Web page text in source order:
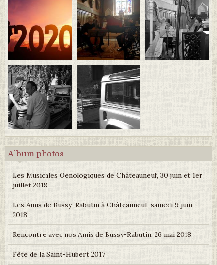
Album photos
Les Musicales Oenologiques de Châteauneuf, 30 juin et 1er
juillet 2018
Les Amis de Bussy-Rabutin à Châteauneuf, samedi 9 juin
2018
Rencontre avec nos Amis de Bussy-Rabutin, 26 mai 2018
Fête de la Saint-Hubert 2017